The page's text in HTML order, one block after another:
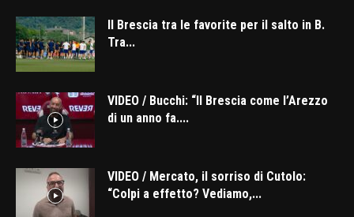
Il Brescia tra le favorite per il salto in B.
Tra...
VIDEO / Bucchi: “Il Brescia come l’Arezzo
di un anno fa....
VIDEO / Mercato, il sorriso di Cutolo:
“Colpi a effetto? Vediamo,...